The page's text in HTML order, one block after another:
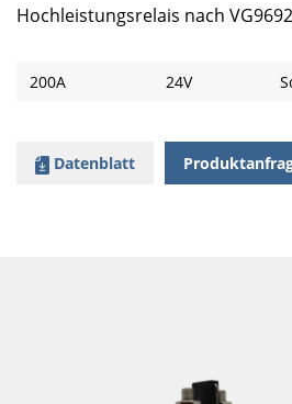
Hochleistungsrelais nach
200A 24V
Datenblatt